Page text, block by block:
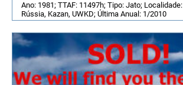
Ano: 1981; TTAF: 11497h; Tipo: Jato; Localidade:
Rússia, Kazan, UWKD; Última Anual: 1/2010